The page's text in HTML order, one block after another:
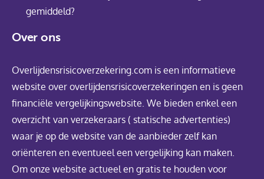
gemiddeld?
Over ons
Overlijdensrisicoverzekering.com is een informatieve
website over overlijdensrisicoverzekeringen en is geen
financiële vergelijkingswebsite. We bieden enkel een
overzicht van verzekeraars ( statische advertenties)
waar je op de website van de aanbieder zelf kan
oriënteren en eventueel een vergelijking kan maken.
Om onze website actueel en gratis te houden voor